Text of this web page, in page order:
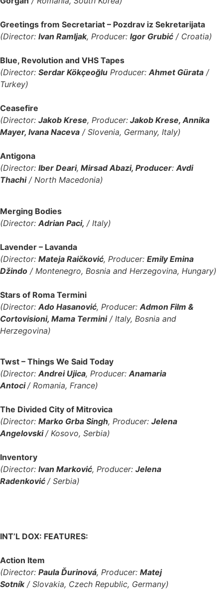
Greetings from Secretariat – Pozdrav iz Sekretarijata
(Director: Ivan Ramljak, Producer: Igor Grubić / Croatia)
Blue, Revolution and VHS Tapes
(Director: Serdar Kökçeoğlu Producer:Ahmet Gürata /
Turkey)
Ceasefire
(Director: Jakob Krese, Producer: Jakob Krese, Annika
Mayer, Ivana Naceva / Slovenia, Germany, Italy)
Antigona
(Director: Iber Deari, Mirsad Abazi, Producer:Avdi
Thachi/ North Macedonia)
Merging Bodies
(Director: Adrian Paci, / Italy)
Lavender – Lavanda
(Director: Mateja Raičković, Producer: Emily Emina
Džindo / Montenegro, Bosnia and Herzegovina, Hungary)
Stars of Roma Termini
(Director: Ado Hasanović, Producer: Admon Film &
Cortovisioni, Mama Termini/ Italy, Bosnia and
Herzegovina)
Twst – Things We Said Today
(Director:Andrei Ujica, Producer:Anamaria
Antoci/ Romania, France)
The Divided City of Mitrovica
(Director: Marko Grba Singh, Producer: Jelena
Angelovski/ Kosovo, Serbia)
Inventory
(Director: Ivan Marković, Producer: Jelena
Radenković /Serbia)
INT’L DOX: FEATURES:
Action Item
(Director: Paula Ďurinová, Producer: Matej
Sotník/ Slovakia, Czech Republic, Germany)